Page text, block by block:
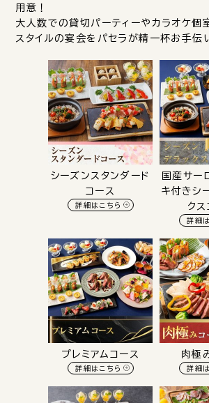
用意！
大人数での貸切パーティーやカラオケ個
スタイルの宴会をパセラが精一杯お手伝
シーズンスタンダード
コース
詳細はこちら
国産サー
キ付きシ
クス
詳細
プレミアムコース
詳細はこちら
肉極
詳細